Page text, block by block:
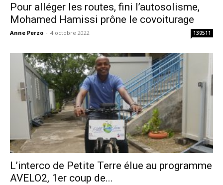
Pour alléger les routes, fini l’autosolisme,
Mohamed Hamissi prône le covoiturage
Anne Perzo - 4 octobre 2022 139511
L’interco de Petite Terre élue au programme
AVELO2, 1er coup de...